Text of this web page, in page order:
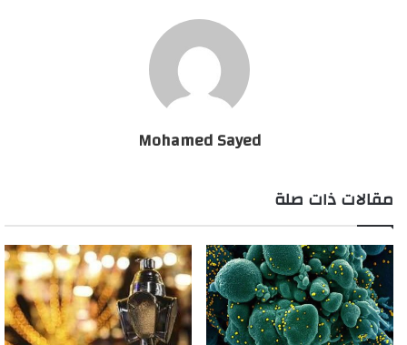
هناك تسهيل لحياة المواطنين في كافة الدول الحبيسة.
وأشار إلى أن بحيرة فيكتوريا تعانى من ارتفاع المناسيب التي تتسبب
في مشاكل للمواطنين، لو تم عمل ممر ملاحى وطرق سيكون هناك
الإسكندرية، وذهب بها إلى بحيرة فيكتوريا ستكون هناك متعة، فمتعة
بالنا لو ذهب الى فيكتوريا ورأى النيل وعاش في الطبيعة مع المواطنين
من الدول الأخرى رأى تنوع البشر والحضارات كل هذه أشياء هامة،
وأكرر أننا عندما نفكر في مشروع نفكر في صالح الدول الأخرى وهناك
إجماع من الدول على المشاركة في المشروع حتى اثيوبيا التي طلبت
الاشتراك فيه.
Mohamed Sayed
مقالات ذات صلة